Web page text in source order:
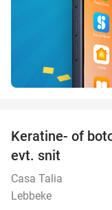
Keratine- of
evt. snit
Casa Talia
Lebbeke